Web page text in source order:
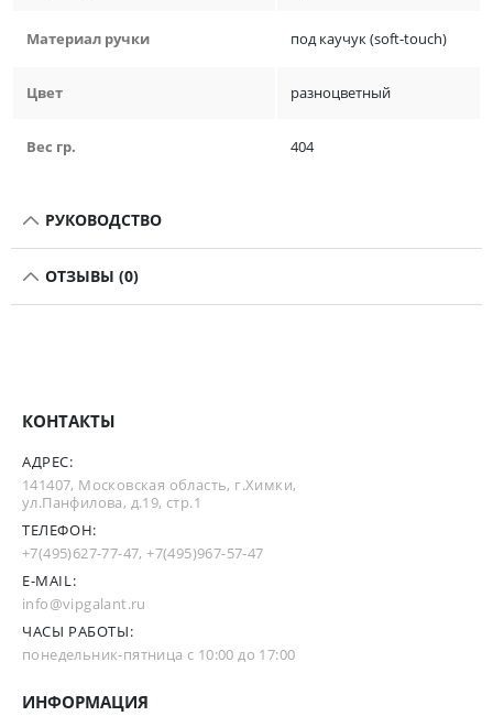
Материал ручки под каучук (soft-touch)
Цвет разноцветный
Вес гр. 404
РУКОВОДСТВО
ОТЗЫВЫ (0)
КОНТАКТЫ
АДРЕС:
141407, Московская область, г.Химки,
ул.Панфилова, д.19, стр.1
ТЕЛЕФОН:
+7(495)627-77-47,+7(495)967-57-47
E-MAIL:
info@vipgalant.ru
ЧАСЫ РАБОТЫ:
понедельник-пятница с 10:00 до 17:00
ИНФОРМАЦИЯ